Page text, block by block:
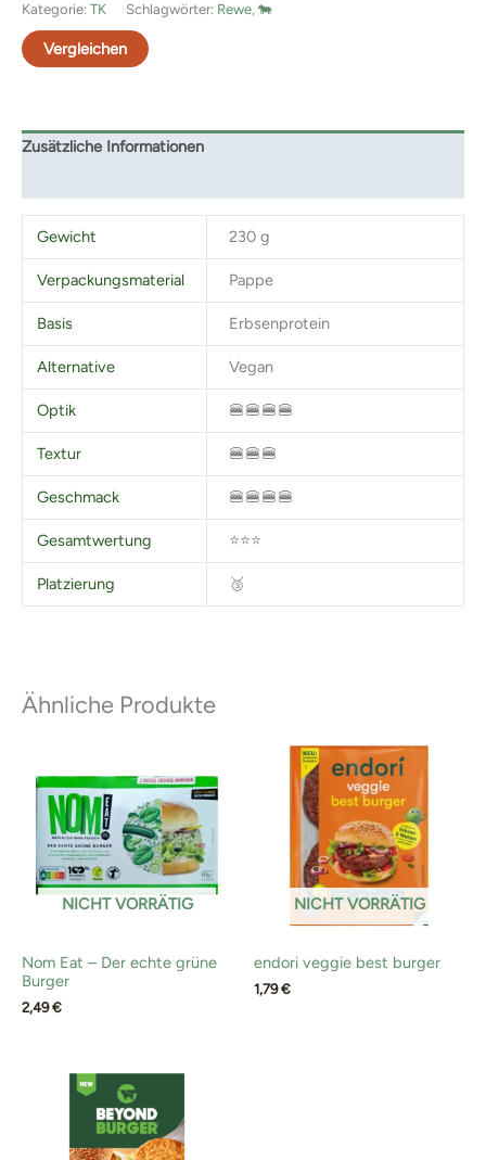
Kategorie: TK Schlagwörter: Rewe, 🐄
Vergleichen
Zusätzliche Informationen
Gewicht 230 g
Verpackungsmaterial Pappe
Basis Erbsenprotein
Alternative Vegan
Optik 🍔🍔🍔🍔
Textur 🍔🍔🍔
Geschmack 🍔🍔🍔🍔
Gesamtwertung ⭐⭐⭐
Platzierung 🥉
Ähnliche Produkte
NICHT VORRÄTIG
Nom Eat – Der echte grüne
Burger
2,49€
NICHT VORRÄTIG
endori veggie best burger
1,79€